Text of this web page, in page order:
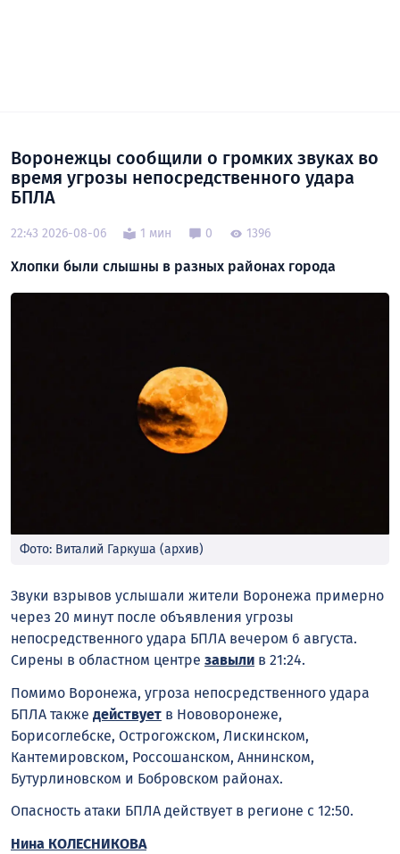
Воронежцы сообщили о громких звуках во
время угрозы непосредственного удара
БПЛА
22:43 2026-08-06 1 мин 0 1396
Хлопки были слышны в разных районах города
Фото: Виталий Гаркуша (архив)
Звуки взрывов услышали жители Воронежа примерно
через 20 минут после объявления угрозы
непосредственного удара БПЛА вечером 6 августа.
Сирены в областном центре завыли в 21:24.
Помимо Воронежа, угроза непосредственного удара
БПЛА также действует в Нововоронеже,
Борисоглебске, Острогожском, Лискинском,
Кантемировском, Россошанском, Аннинском,
Бутурлиновском и Бобровском районах.
Опасность атаки БПЛА действует в регионе с 12:50.
Нина КОЛЕСНИКОВА